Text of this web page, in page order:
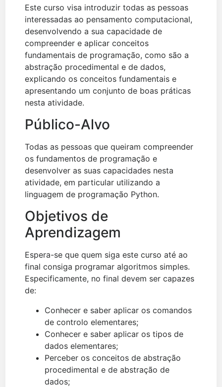
Este curso visa introduzir todas as pessoas
interessadas ao pensamento computacional,
desenvolvendo a sua capacidade de
compreender e aplicar conceitos
fundamentais de programação, como são a
abstração procedimental e de dados,
explicando os conceitos fundamentais e
apresentando um conjunto de boas práticas
nesta atividade.
Público-Alvo
Todas as pessoas que queiram compreender
os fundamentos de programação e
desenvolver as suas capacidades nesta
atividade, em particular utilizando a
linguagem de programação Python.
Objetivos de
Aprendizagem
Espera-se que quem siga este curso até ao
final consiga programar algoritmos simples.
Especificamente, no final devem ser capazes
de:
Conhecer e saber aplicar os comandos
de controlo elementares;
Conhecer e saber aplicar os tipos de
dados elementares;
Perceber os conceitos de abstração
procedimental e de abstração de
dados;